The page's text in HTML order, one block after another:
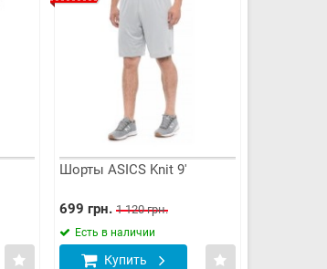
Шорты ASICS Knit 9'
699 грн. 1 120 грн.
Есть в наличии
Купить